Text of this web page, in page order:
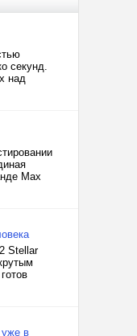
секунд.
над
Max
Stellar
уже в